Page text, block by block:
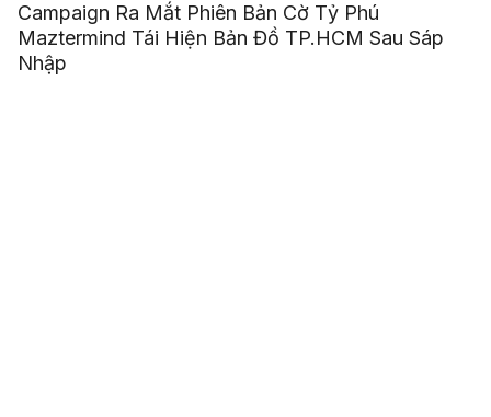
Campaign Ra Mắt Phiên Bản Cờ Tỷ Phú
Maztermind Tái Hiện Bản Đồ TP.HCM Sau Sáp
Nhập